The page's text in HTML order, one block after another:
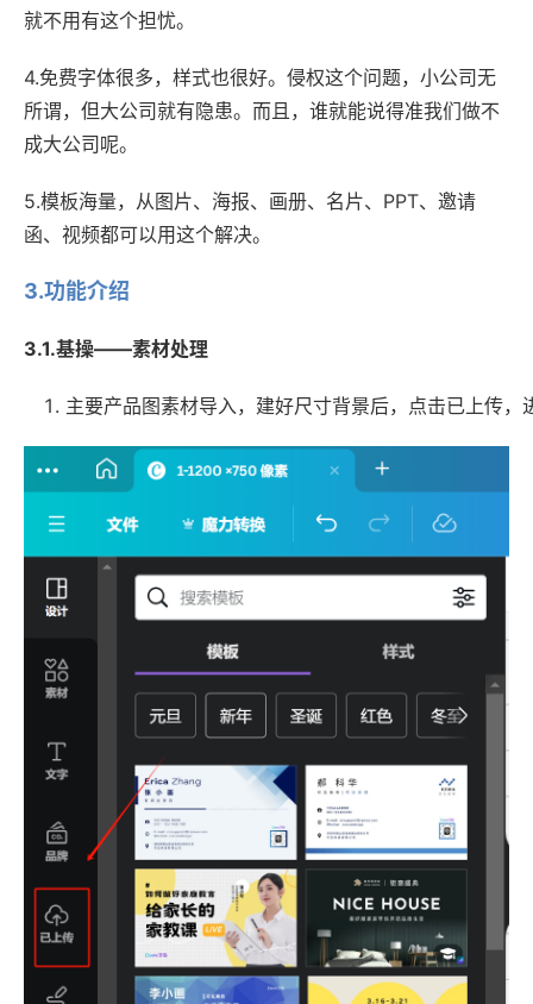
就不用有这个担忧。
4.免费字体很多，样式也很好。侵权这个问题，小公司无
所谓，但大公司就有隐患。而且，谁就能说得准我们做不
成大公司呢。
5.模板海量，从图片、海报、画册、名片、PPT、邀请
函、视频都可以用这个解决。
3.功能介绍
3.1.基操——素材处理
主要产品图素材导入，建好尺寸背景后，点击已上传，